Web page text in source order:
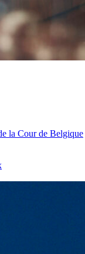
la Cour de Belgique